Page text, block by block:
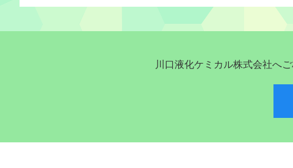
川口液化ケミカル株式会社へご